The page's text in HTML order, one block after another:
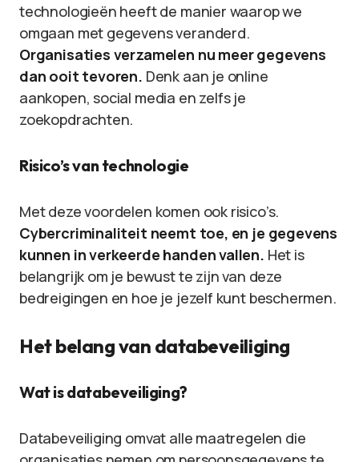
technologieën heeft de manier waarop we
omgaan met gegevens veranderd.
Organisaties verzamelen nu meer gegevens
dan ooit tevoren. Denk aan je online
aankopen, social media en zelfs je
zoekopdrachten.
Risico’s van technologie
Met deze voordelen komen ook risico’s.
Cybercriminaliteit neemt toe, en je gegevens
kunnen in verkeerde handen vallen. Het is
belangrijk om je bewust te zijn van deze
bedreigingen en hoe je jezelf kunt beschermen.
Het belang van databeveiliging
Wat is databeveiliging?
Databeveiliging omvat alle maatregelen die